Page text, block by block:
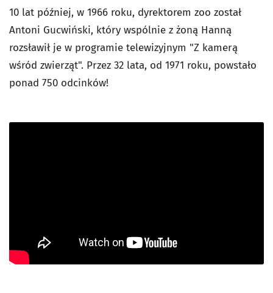
10 lat później, w 1966 roku, dyrektorem zoo został
Antoni Gucwiński, który wspólnie z żoną Hanną
rozsławił je w programie telewizyjnym "Z kamerą
wśród zwierząt". Przez 32 lata, od 1971 roku, powstało
ponad 750 odcinków!